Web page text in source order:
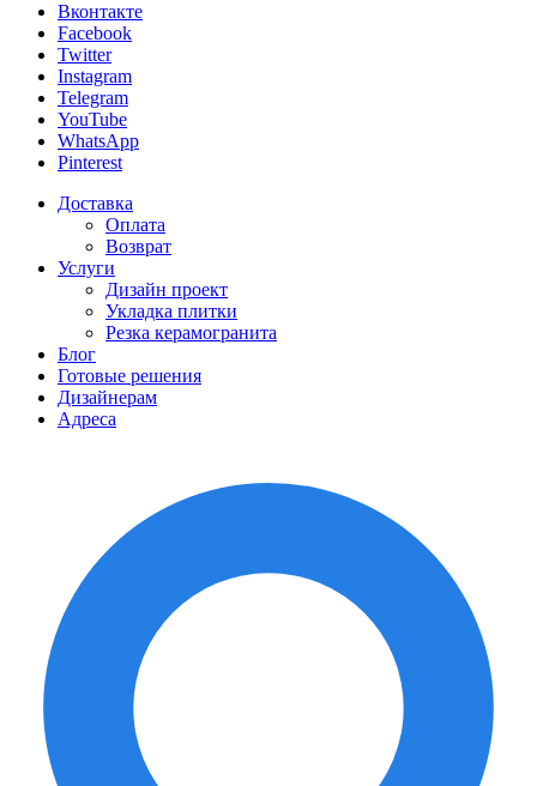
Вконтакте
Facebook
Twitter
Instagram
Telegram
YouTube
WhatsApp
Pinterest
Доставка
Оплата
Возврат
Услуги
Дизайн проект
Укладка плитки
Резка керамогранита
Блог
Готовые решения
Дизайнерам
Адреса